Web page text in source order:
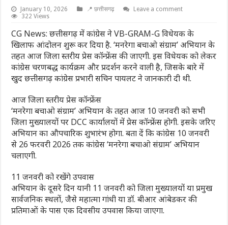
January 10, 2026 📍 छत्तीसगढ़
Leave a comment
322 Views
CG News: छत्तीसगढ़ में कांग्रेस ने VB-GRAM-G विधेयक के
खिलाफ आंदोलन शुरू कर दिया है. ‘मनरेगा बचाओ संग्राम’ अभियान के
तहत आज जिला स्तरीय प्रेस कॉन्फ्रेंस की जाएगी. इस विधेयक को लेकर
कांग्रेस चरणबद्ध कार्यक्रम और प्रदर्शन करने वाली है, जिसके बारे में
खुद छत्तीसगढ़ कांग्रेस प्रभारी सचिन पायलट ने जानकारी दी थी.
आज जिला स्तरीय प्रेस कॉन्फ्रेंस
‘मनरेगा बचाओ संग्राम’ अभियान के तहत आज 10 जनवरी को सभी
जिला मुख्यालयों पर DCC कार्यालयों में प्रेस कॉन्फ्रेंस होगी. इसके जरिए
अभियान का औपचारिक शुभारंभ होगा. बता दें कि कांग्रेस 10 जनवरी
से 26 फरवरी 2026 तक कांग्रेस ‘मनरेगा बचाओ संग्राम’ अभियान
चलाएगी.
11 जनवरी को रखेंगे उपवास
अभियान के दूसरे दिन यानी 11 जनवरी को जिला मुख्यालयों या प्रमुख
सार्वजनिक स्थलों, जैसे महात्मा गांधी या डॉ. बीआर आंबेडकर की
प्रतिमाओं के पास एक दिवसीय उपवास किया जाएगा.